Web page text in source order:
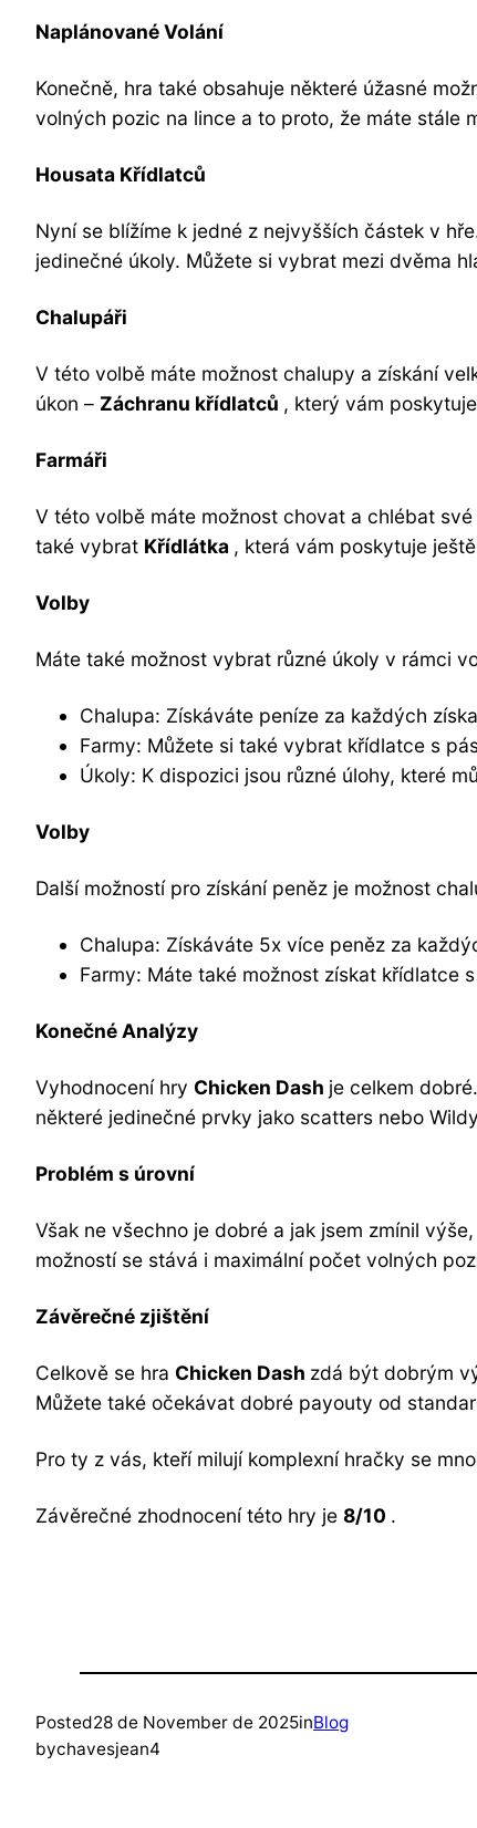
Naplánované Volání
Konečně, hra také obsahuje některé úžasné
volných pozic na lince a to proto, že máte stále
Housata Křídlatců
Nyní se blížíme k jedné z nejvyšších částek v
jedinečné úkoly. Můžete si vybrat mezi dvěma
Chalupáři
V této volbě máte možnost chalupy a získání
úkon – Záchranu křídlatců , který vám
Farmáři
V této volbě máte možnost chovat a chlébat
také vybrat Křídlátka , která vám poskytuje
Volby
Máte také možnost vybrat různé úkoly v rámci
Chalupa: Získáváte peníze za každých
Farmy: Můžete si také vybrat křídlatce s
Úkoly: K dispozici jsou různé úlohy, které
Volby
Další možností pro získání peněz je možnost
Chalupa: Získáváte 5x více peněz za
Farmy: Máte také možnost získat křídlatce
Konečné Analýzy
Vyhodnocení hry Chicken Dash je celkem
některé jedinečné prvky jako scatters nebo
Problém s úrovní
Však ne všechno je dobré a jak jsem zmínil
možností se stává i maximální počet volných
Závěrečné zjištění
Celkově se hra Chicken Dash zdá být dobrým
Můžete také očekávat dobré payouty od
Pro ty z vás, kteří milují komplexní hračky se
Závěrečné zhodnocení této hry je 8/10 .
Posted28 de November de 2025inBlog
bychavesjean4